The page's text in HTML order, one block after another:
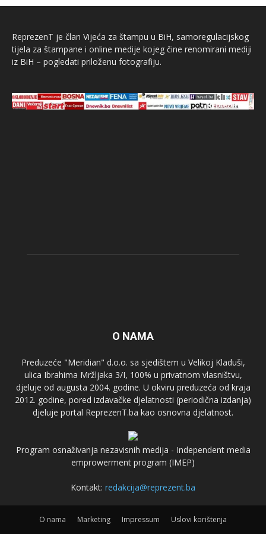
ReprezenT je član Vijeća za štampu u BiH, samoregulacijskog
tijela za štampane i online medije kojeg čine renomirani mediji
iz BiH – pogledati priloženu fotografiju.
O NAMA
Preduzeće "Meridian" d.o.o. sa sjedištem u Velikoj Kladuši,
ulica Ibrahima Mržljaka 3/I, 100% u privatnom vlasništvu,
djeluje od augusta 2004. godine. U okviru preduzeća od kraja
2012. godine, pored izdavačke djelatnosti (periodična izdanja)
djeluje portal ReprezenT.ba kao osnovna djelatnost.
Program osnaživanja nezavisnih medija - Independent media
emprowerment program (IMEP)
Kontakt: redakcija@reprezent.ba
O nama Marketing Impressum Uslovi korištenja